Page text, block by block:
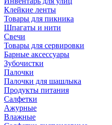
Клейкие ленты
Товары для пикника
Шпагаты и нити
Свечи
Товары для сервировки
Барные аксессуары
Зубочистки
Палочки
Палочки для шашлыка
Продукты питания
Салфетки
Ажурные
Влажные